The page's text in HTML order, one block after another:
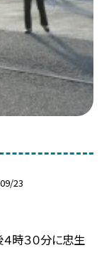
23
時３０分に忠生